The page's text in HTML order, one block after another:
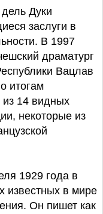
Дуки
заслуги в
В 1997
драматург
Вацлав
итогам
14 видных
некоторые из
1929 года в
известных в мире
Он пишет как